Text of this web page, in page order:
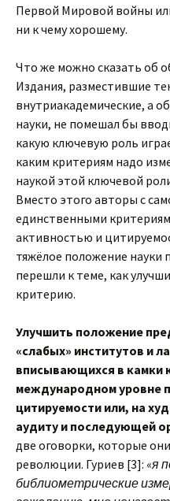
Первой Мировой войны
ни к чему хорошему.
Что же можно сказать об
Издания, разместившие
внутриакадемические, а
науки, не помешал бы
какую ключевую роль
каким критериям надо
наукой этой ключевой
Вместо этого авторы с
единственными
активностью и
тяжёлое положение науки
перешли к теме, как
критерию.
Улучшить положение
«слабых» институтов и
вписывающихся в камки
международном уровне
цитируемости или, на
аудиту и последующей
две оговорки, которые
революции. Гуриев [3]: «я
библиометрические